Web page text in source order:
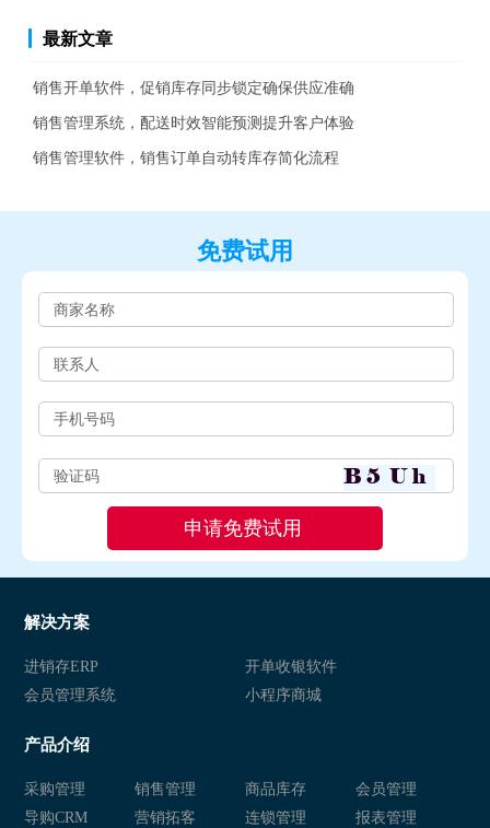
最新文章
销售开单软件，促销库存同步锁定确保供应准确
销售管理系统，配送时效智能预测提升客户体验
销售管理软件，销售订单自动转库存简化流程
免费试用
解决方案
进销存ERP
开单收银软件
会员管理系统
小程序商城
产品介绍
采购管理 销售管理 商品库存
会员管理
导购CRM
营销拓客 连锁管理 报表管理